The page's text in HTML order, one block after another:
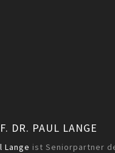
DR. PAUL LANGE
Lange ist Seniorpartner